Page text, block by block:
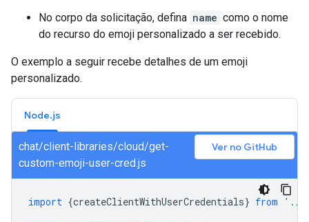
No corpo da solicitação, defina name como o nome
do recurso do emoji personalizado a ser recebido.
O exemplo a seguir recebe detalhes de um emoji
personalizado.
Node.js
chat/client-libraries/cloud/get-
custom-emoji-user-cred.js
Ver no GitHub
import {createClientWithUserCredentials} from './